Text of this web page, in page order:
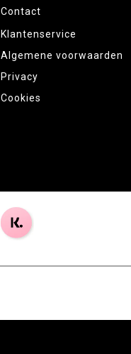
Contact
Klantenservice
Algemene voorwaarden
Privacy
Cookies